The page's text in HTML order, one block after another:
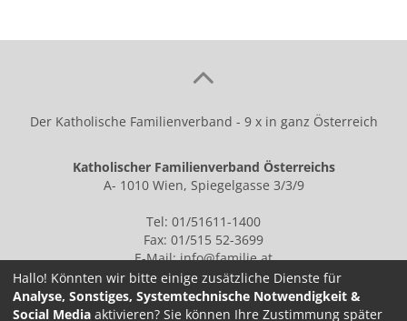
Der Katholische Familienverband - 9 x in ganz Österreich
Katholischer Familienverband Österreichs
A- 1010 Wien, Spiegelgasse 3/3/9
Tel: 01/51611-1400
Fax: 01/515 52-3699
E-Mail:info@familie.at
Hallo! Könnten wir bitte einige zusätzliche Dienste für
Analyse, Sonstiges, Systemtechnische Notwendigkeit &
Social Media aktivieren? Sie können Ihre Zustimmung später